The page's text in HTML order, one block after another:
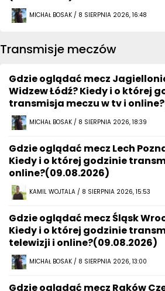
MICHAŁ BOSAK / 8 SIERPNIA 2026, 16:48
Transmisje meczów
Gdzie oglądać mecz
Widzew Łódź? Kiedy i o której
transmisja meczu w tv i
MICHAŁ BOSAK / 8 SIERPNIA 2026, 18:39
Gdzie oglądać mecz Lech
Kiedy i o której godzinie
online?(09.08.2026)
KAMIL WOJTALA / 8 SIERPNIA 2026, 15:53
Gdzie oglądać mecz Śląsk
Kiedy i o której godzinie
telewizji i online?(09.08.2026)
MICHAŁ BOSAK / 8 SIERPNIA 2026, 13:00
Gdzie oglądać mecz Raków